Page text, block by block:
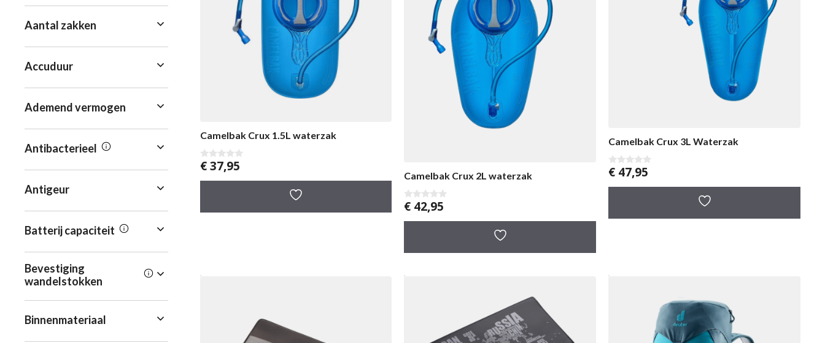
Camelbak Crux 1.5L waterzak
0
v
a
€37,95
Camelbak Crux 2L waterzak
0
v
a
€ 42,95
Camelbak Crux 3L Waterzak
0
v
a
€ 47,95
Aantal zakken
Accuduur
Ademend vermogen
Antibacterieel
Antigeur
Batterij capaciteit
Bevestiging
wandelstokken
Binnenmateriaal